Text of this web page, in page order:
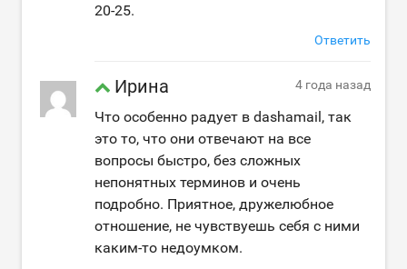
20-25.
Ответить
Ирина 4 года назад
Что особенно радует в dashamail, так
это то, что они отвечают на все
вопросы быстро, без сложных
непонятных терминов и очень
подробно. Приятное, дружелюбное
отношение, не чувствуешь себя с ними
каким-то недоумком.